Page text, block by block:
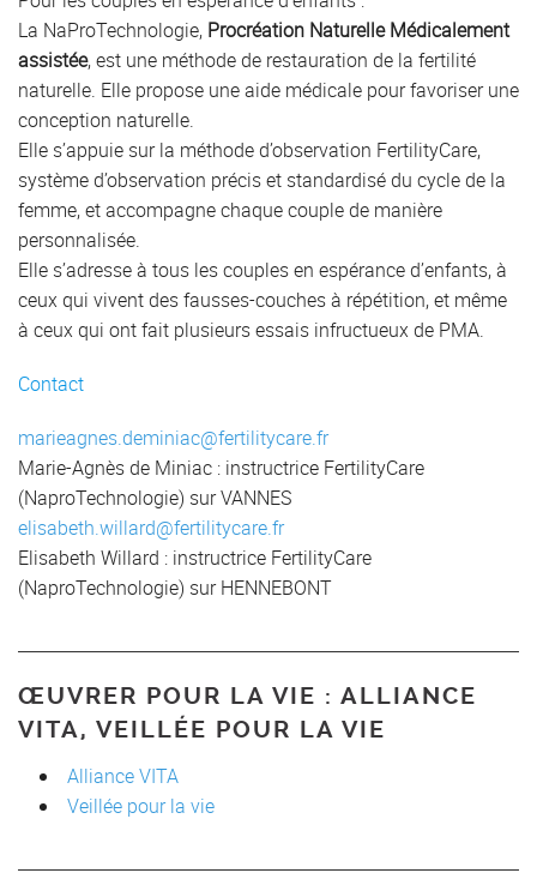
La NaProTechnologie, Procréation Naturelle Médicalement
assistée, est une méthode de restauration de la fertilité
naturelle. Elle propose une aide médicale pour favoriser une
conception naturelle.
Elle s’appuie sur la méthode d’observation FertilityCare,
système d’observation précis et standardisé du cycle de la
femme, et accompagne chaque couple de manière
personnalisée.
Elle s’adresse à tous les couples en espérance d’enfants, à
ceux qui vivent des fausses-couches à répétition, et même
à ceux qui ont fait plusieurs essais infructueux de PMA.
Contact
marieagnes.deminiac@fertilitycare.fr
Marie-Agnès de Miniac : instructrice FertilityCare
(NaproTechnologie) sur VANNES
elisabeth.willard@fertilitycare.fr
Elisabeth Willard : instructrice FertilityCare
(NaproTechnologie) sur HENNEBONT
ŒUVRER POUR LA VIE : ALLIANCE
VITA, VEILLÉE POUR LA VIE
Alliance VITA
Veillée pour la vie